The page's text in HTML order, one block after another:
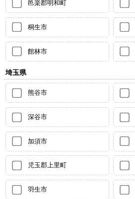
邑楽郡明和町
桐生市
館林市
埼玉県
熊谷市
深谷市
加須市
児玉郡上里町
羽生市